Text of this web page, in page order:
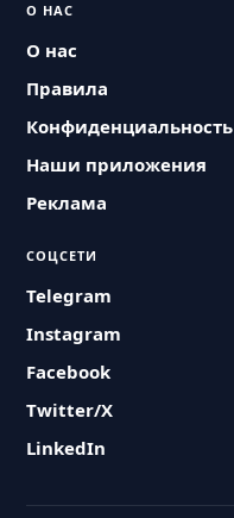
О НАС
О нас
Правила
Конфиденциальность
Наши приложения
Реклама
СОЦСЕТИ
Telegram
Instagram
Facebook
Twitter/X
LinkedIn